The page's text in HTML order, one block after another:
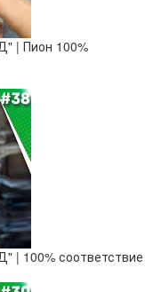
| Пион 100%
100% соответствие